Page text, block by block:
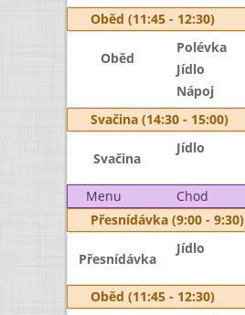
Oběd (11:45 - 12:30)
Oběd
Polévka
Jídlo
Nápoj
Svačina (14:30 - 15:00)
Svačina
Jídlo
Menu Chod
Přesnídávka (9:00 - 9:30)
Přesnídávka
Jídlo
Oběd (11:45 - 12:30)